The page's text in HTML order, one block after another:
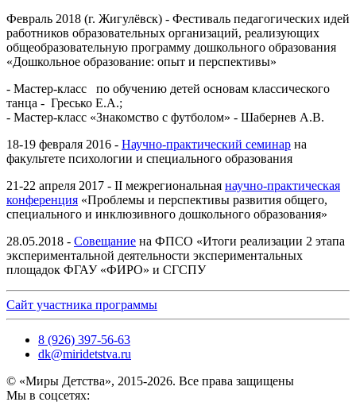
Февраль 2018 (г. Жигулёвск) - Фестиваль педагогических идей
работников образовательных организаций, реализующих
общеобразовательную программу дошкольного образования
«Дошкольное образование: опыт и перспективы»
- Мастер-класс по обучению детей основам классического
танца - Гресько Е.А.;
- Мастер-класс «Знакомство с футболом» - Шабернев А.В.
18-19 февраля 2016 - Научно-практический семинар на
факультете психологии и специального образования
21-22 апреля 2017 - II межрегиональная научно-практическая
конференция «Проблемы и перспективы развития общего,
специального и инклюзивного дошкольного образования»
28.05.2018 - Совещание на ФПСО «Итоги реализации 2 этапа
экспериментальной деятельности экспериментальных
площадок ФГАУ «ФИРО» и СГСПУ
Сайт участника программы
8 (926) 397-56-63
dk@miridetstva.ru
© «Миры Детства», 2015-2026. Все права защищены
Мы в соцсетях: